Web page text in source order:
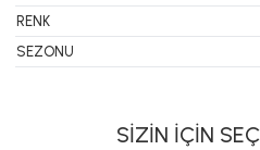
RENK
SEZONU
SİZİN İÇİN